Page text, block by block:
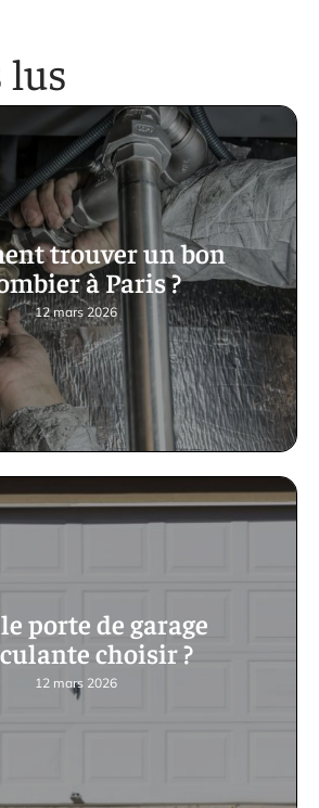
lus
trouver un bon
à Paris ?
12 mars 2026
porte de garage
choisir ?
12 mars 2026